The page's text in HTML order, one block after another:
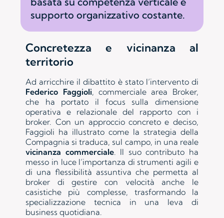
supporto organizzativo costante.
Concretezza e vicinanza al
territorio
Ad arricchire il dibattito è stato l’intervento di
Federico Faggioli, commerciale area Broker,
che ha portato il focus sulla dimensione
operativa e relazionale del rapporto con i
broker. Con un approccio concreto e deciso,
Faggioli ha illustrato come la strategia della
Compagnia si traduca, sul campo, in una reale
vicinanza commerciale. Il suo contributo ha
messo in luce l’importanza di strumenti agili e
di una flessibilità assuntiva che permetta al
broker di gestire con velocità anche le
casistiche più complesse, trasformando la
specializzazione tecnica in una leva di
business quotidiana.